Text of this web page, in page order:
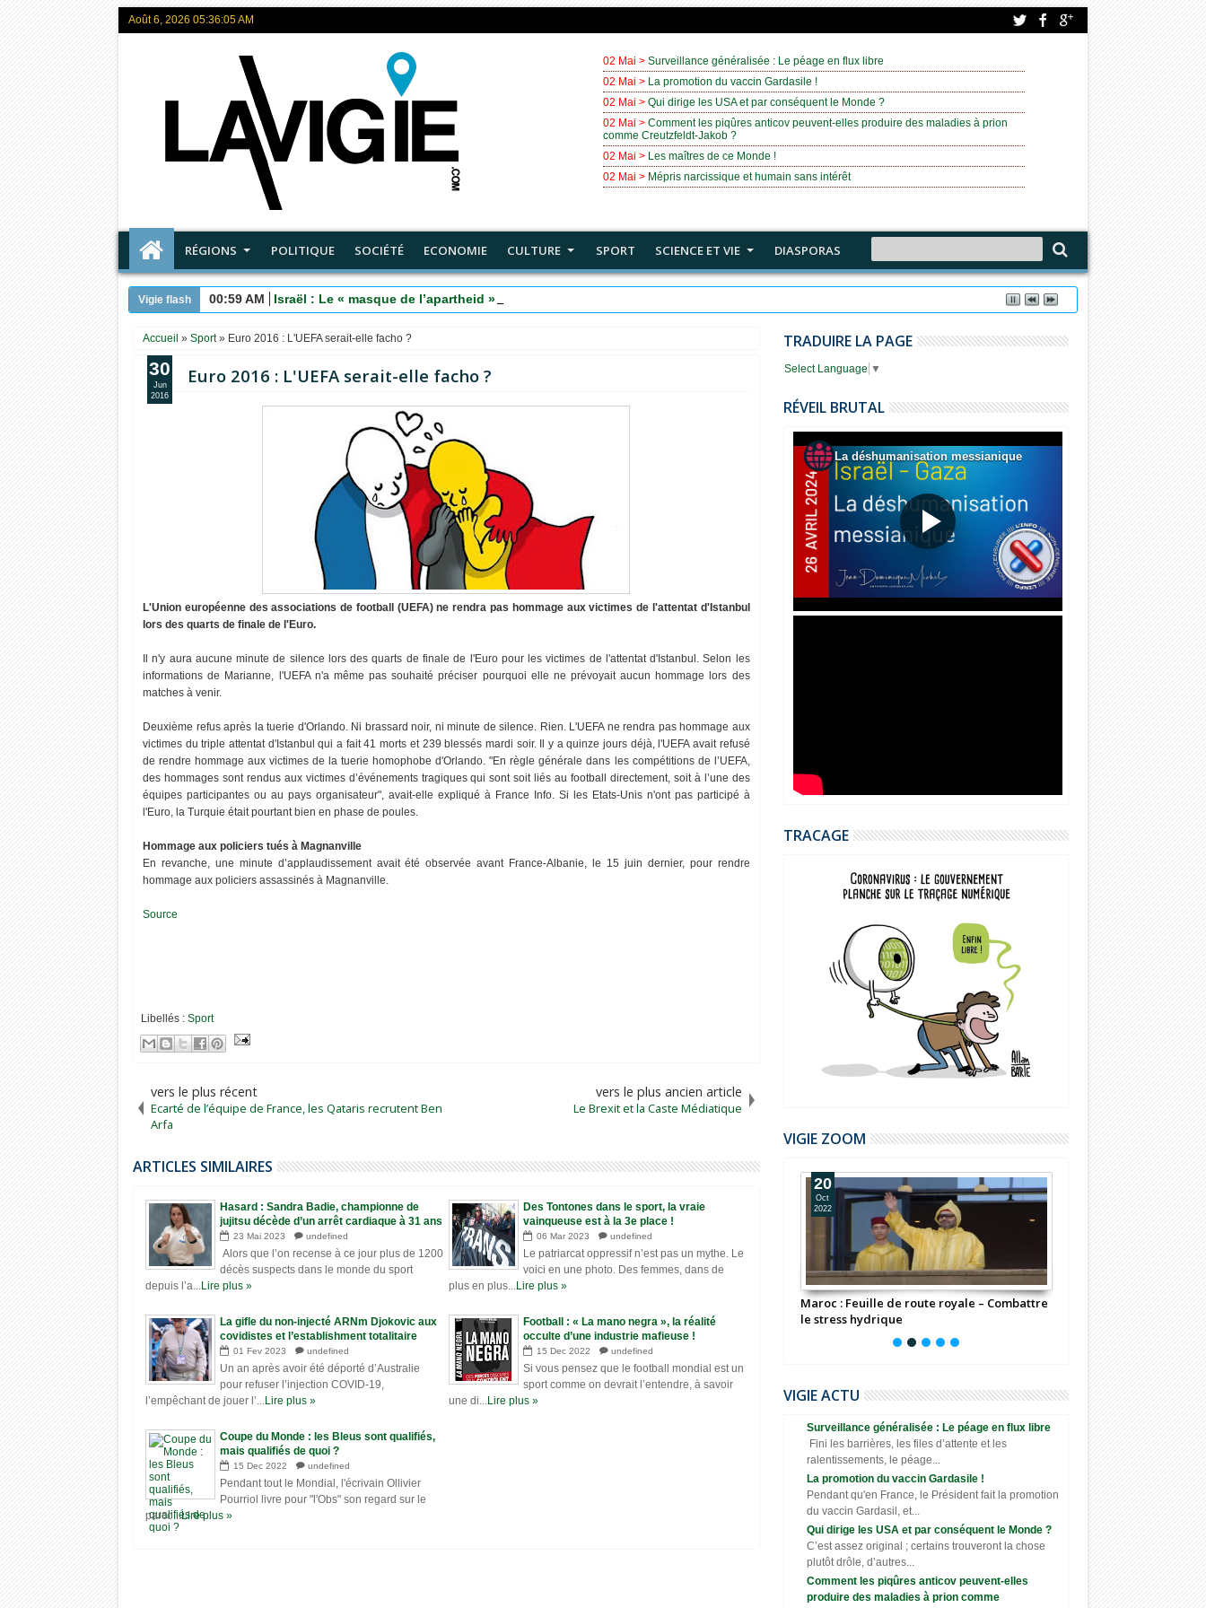
Août 6, 2026 05:36:06 AM
02 Mai > Surveillance généralisée : Le péage en flux libre
02 Mai > La promotion du vaccin Gardasile !
02 Mai > Qui dirige les USA et par conséquent le Monde ?
02 Mai > Comment les piqûres anticov peuvent-elles produire des maladies à prion
comme Creutzfeldt-Jakob ?
02 Mai > Les maîtres de ce Monde !
02 Mai > Mépris narcissique et humain sans intérêt
RÉGIONS POLITIQUE SOCIÉTÉ ECONOMIE CULTURE SPORT SCIENCE ET VIE DIASPORAS
Vigie flash 00:59 AM Israël : Le « masque de l’apartheid » est tombé : annexion d’une grande partie de la Cisjordanie
Accueil »Sport» Euro 2016 : L'UEFA serait-elle facho ?
Euro 2016 : L'UEFA serait-elle facho ?
L'Union européenne des associations de football (UEFA) ne rendra pas hommage aux victimes de l'attentat d'Istanbul
lors des quarts de finale de l'Euro.
Il n'y aura aucune minute de silence lors des quarts de finale de l'Euro pour les victimes de l'attentat d'Istanbul. Selon les
informations de Marianne, l'UEFA n'a même pas souhaité préciser pourquoi elle ne prévoyait aucun hommage lors des
matches à venir.
Deuxième refus après la tuerie d'Orlando. Ni brassard noir, ni minute de silence. Rien. L'UEFA ne rendra pas hommage aux
victimes du triple attentat d'Istanbul qui a fait 41 morts et 239 blessés mardi soir. Il y a quinze jours déjà, l'UEFA avait refusé
de rendre hommage aux victimes de la tuerie homophobe d'Orlando. "En règle générale dans les compétitions de l’UEFA,
des hommages sont rendus aux victimes d’événements tragiques qui sont soit liés au football directement, soit à l’une des
équipes participantes ou au pays organisateur", avait-elle expliqué à France Info. Si les Etats-Unis n'ont pas participé à
l'Euro, la Turquie était pourtant bien en phase de poules.
Hommage aux policiers tués à Magnanville
En revanche, une minute d’applaudissement avait été observée avant France-Albanie, le 15 juin dernier, pour rendre
hommage aux policiers assassinés à Magnanville.
Source
30
Jun
2016
Libellés :Sport
vers le plus récent
Ecarté de l’équipe de France, les Qataris recrutent Ben
Arfa
vers le plus ancien article
Le Brexit et la Caste Médiatique
ARTICLES SIMILAIRES
Hasard : Sandra Badie, championne de
jujitsu décède d’un arrêt cardiaque à 31 ans
23 Mai 2023 undefined
Alors que l’on recense à ce jour plus de 1200
décès suspects dans le monde du sport
depuis l’a...Lire plus »
Des Tontones dans le sport, la vraie
vainqueuse est à la 3e place !
06 Mar 2023 undefined
Le patriarcat oppressif n’est pas un mythe. Le
voici en une photo. Des femmes, dans de
plus en plus...Lire plus »
La gifle du non-injecté ARNm Djokovic aux
covidistes et l’establishment totalitaire
(Children’s Health Defense)
01 Fev 2023 undefined
Un an après avoir été déporté d’Australie
pour refuser l’injection COVID-19,
l’empêchant de jouer l’...Lire plus »
Football : « La mano negra », la réalité
occulte d’une industrie mafieuse !
15 Dec 2022 undefined
Si vous pensez que le football mondial est un
sport comme on devrait l’entendre, à savoir
une di...Lire plus »
Coupe du Monde : les Bleus sont qualifiés,
mais qualifiés de quoi ?
15 Dec 2022 undefined
Pendant tout le Mondial, l'écrivain Ollivier
Pourriol livre pour "l'Obs" son regard sur le
parco...Lire plus »
TRADUIRE LA PAGE
Select Language ▼
RÉVEIL BRUTAL
TRACAGE
VIGIE ZOOM
file en quarts
2022
Maroc : Feuille de route royale – Combattre
le stress hydrique
20
Oct
2022
"νσυѕ ηє ρσυνєz ραѕ
мêмє"
14
Oct
2022
VIGIE ACTU
Surveillance généralisée : Le péage en flux libre
Fini les barrières, les files d’attente et les
ralentissements, le péage...
La promotion du vaccin Gardasile !
Pendant qu'en France, le Président fait la promotion
du vaccin Gardasil, et...
Qui dirige les USA et par conséquent le Monde ?
C’est assez original ; certains trouveront la chose
plutôt drôle, d’autres...
Comment les piqûres anticov peuvent-elles
produire des maladies à prion comme